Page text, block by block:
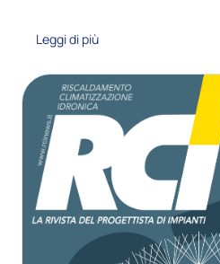
Leggi di più